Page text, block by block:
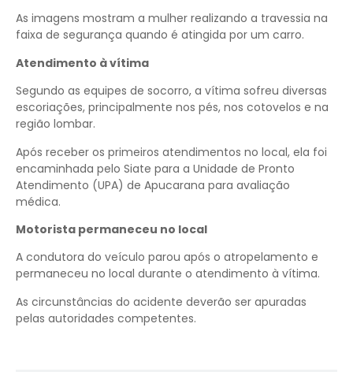
As imagens mostram a mulher realizando a travessia na
faixa de segurança quando é atingida por um carro.
Atendimento à vítima
Segundo as equipes de socorro, a vítima sofreu diversas
escoriações, principalmente nos pés, nos cotovelos e na
região lombar.
Após receber os primeiros atendimentos no local, ela foi
encaminhada pelo Siate para a Unidade de Pronto
Atendimento (UPA) de Apucarana para avaliação
médica.
Motorista permaneceu no local
A condutora do veículo parou após o atropelamento e
permaneceu no local durante o atendimento à vítima.
As circunstâncias do acidente deverão ser apuradas
pelas autoridades competentes.